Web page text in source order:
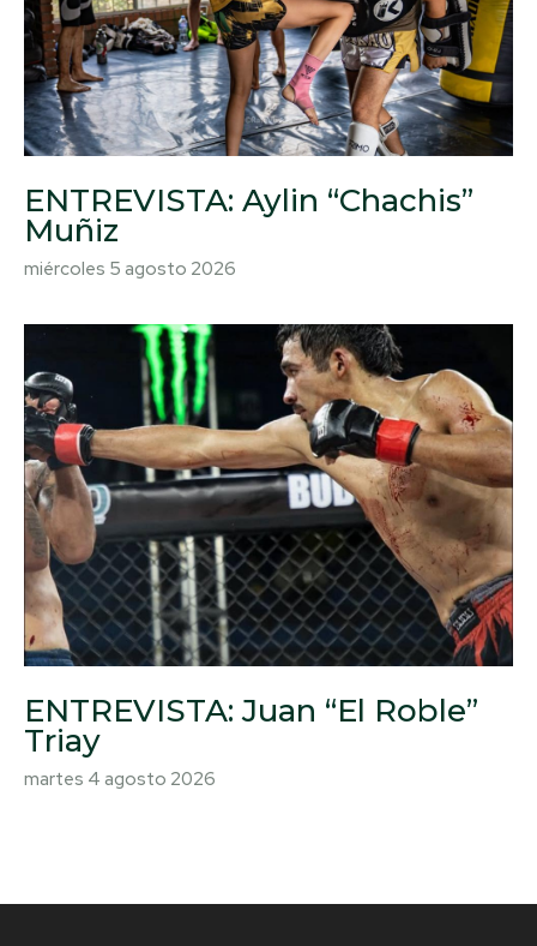
ENTREVISTA: Aylin “Chachis”
Muñiz
miércoles 5 agosto 2026
ENTREVISTA: Juan “El Roble”
Triay
martes 4 agosto 2026